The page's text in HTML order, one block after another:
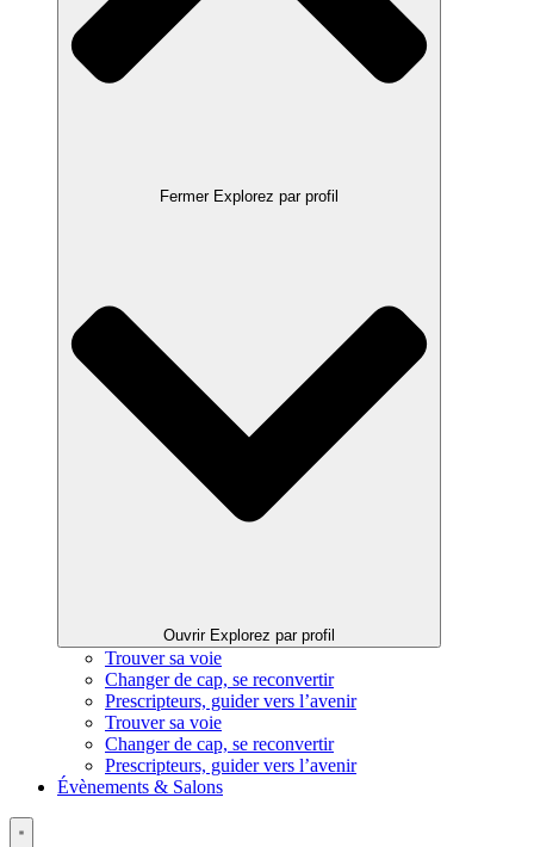
Fermer Explorez par profil
Ouvrir Explorez par profil
Trouver sa voie
Changer de cap, se reconvertir
Prescripteurs, guider vers l’avenir
Trouver sa voie
Changer de cap, se reconvertir
Prescripteurs, guider vers l’avenir
Évènements & Salons